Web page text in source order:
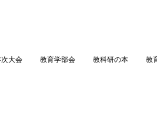
大会 教育学部会 教科研の本 教